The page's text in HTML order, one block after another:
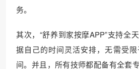
务。
其次，“舒养到家按摩APP”支持全
据自己的时间灵活安排，无需受
间。并且，所有技师都配备有全套